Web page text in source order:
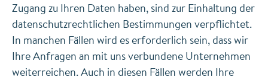
Zugang zu Ihren Daten haben, sind zur Einhaltung der
datenschutzrechtlichen Bestimmungen verpflichtet.
In manchen Fällen wird es erforderlich sein, dass wir
Ihre Anfragen an mit uns verbundene Unternehmen
weiterreichen. Auch in diesen Fällen werden Ihre